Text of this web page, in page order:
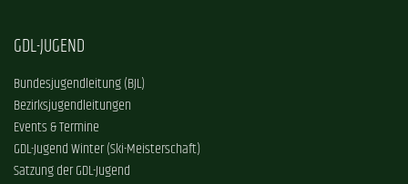
GDL-JUGEND
Bundesjugendleitung (BJL)
Bezirksjugendleitungen
Events & Termine
GDL-Jugend Winter (Ski-Meisterschaft)
Satzung der GDL-Jugend